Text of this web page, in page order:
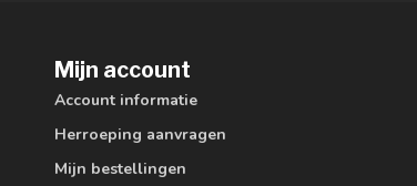
Mijn account
Account informatie
Herroeping aanvragen
Mijn bestellingen